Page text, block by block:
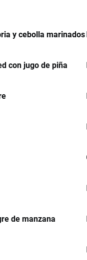
y cebolla marinados
con jugo de piña
de manzana